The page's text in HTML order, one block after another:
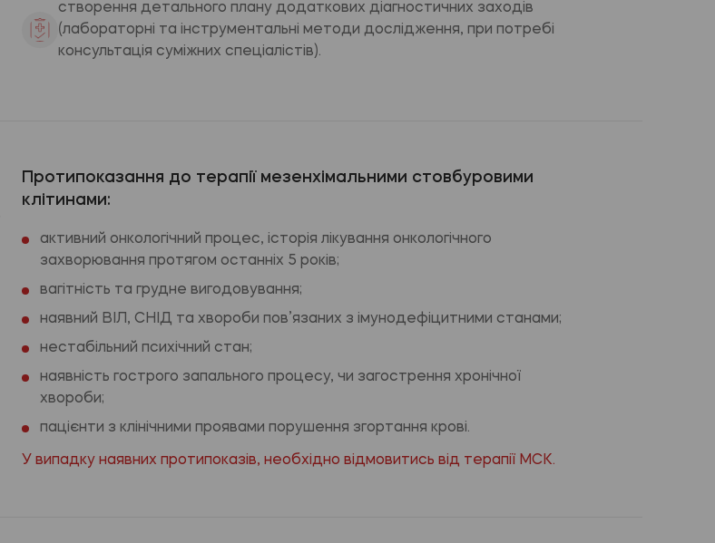
створення детального плану додаткових діагностичних заходів
(лабораторні та інструментальні методи дослідження, при потребі
консультація суміжних спеціалістів).
Протипоказання до терапії мезенхімальними стовбуровими
клітинами:
активний онкологічний процес, історія лікування онкологічного
захворювання протягом останніх 5 років;
вагітність та грудне вигодовування;
наявний ВІЛ, СНІД та хвороби пов’язаних з імунодефіцитними станами;
нестабільний психічний стан;
наявність гострого запального процесу, чи загострення хронічної
хвороби;
пацієнти з клінічними проявами порушення згортання крові.
У випадку наявних протипоказів, необхідно відмовитись від терапії МСК.